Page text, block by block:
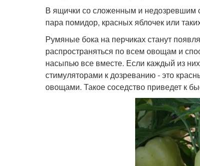
В ящички со сложенным и недозревшим
пара помидор, красных яблочек или
Румяные бока на перчиках станут
распространяться по всем овощам и
насыпью все вместе. Если каждый из них
стимуляторами к дозреванию - это
овощами. Такое соседство приведет к